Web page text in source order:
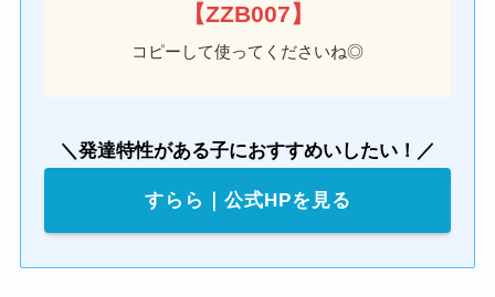
【ZZB007】
コピーして使ってくださいね◎
＼発達特性がある子におすすめいしたい！／
すらら｜公式HPを見る